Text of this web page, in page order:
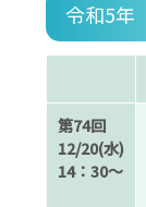
令和5年
第74回
12/20(水)
14：30～